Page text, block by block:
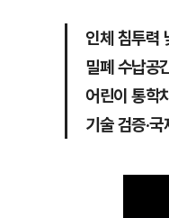
인체 침투
밀폐 수납공
어린이 통학
기술 검증·